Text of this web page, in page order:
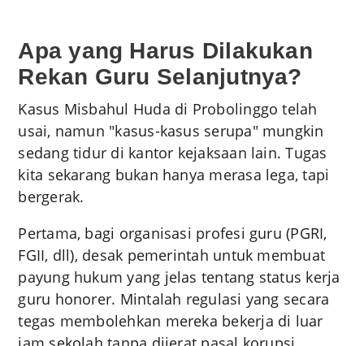
Apa yang Harus Dilakukan
Rekan Guru Selanjutnya?
Kasus Misbahul Huda di Probolinggo telah
usai, namun "kasus-kasus serupa" mungkin
sedang tidur di kantor kejaksaan lain. Tugas
kita sekarang bukan hanya merasa lega, tapi
bergerak.
Pertama, bagi organisasi profesi guru (PGRI,
FGII, dll), desak pemerintah untuk membuat
payung hukum yang jelas tentang status kerja
guru honorer. Mintalah regulasi yang secara
tegas membolehkan mereka bekerja di luar